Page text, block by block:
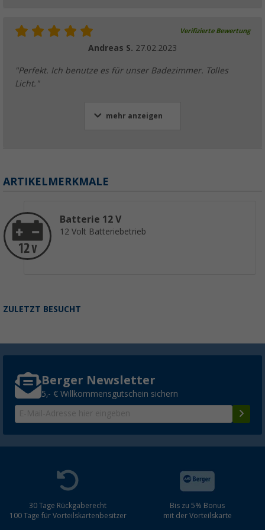
Verifizierte Bewertung
Andreas S. 27.02.2023
"Perfekt. Ich benutze es für unser Badezimmer. Tolles
Licht."
mehr anzeigen
ARTIKELMERKMALE
Batterie 12 V
12 Volt Batteriebetrieb
ZULETZT BESUCHT
Berger Newsletter
5,- € Willkommensgutschein sichern
30 Tage Rückgaberecht
100 Tage für Vorteilskartenbesitzer
Bis zu 5% Bonus
mit der Vorteilskarte